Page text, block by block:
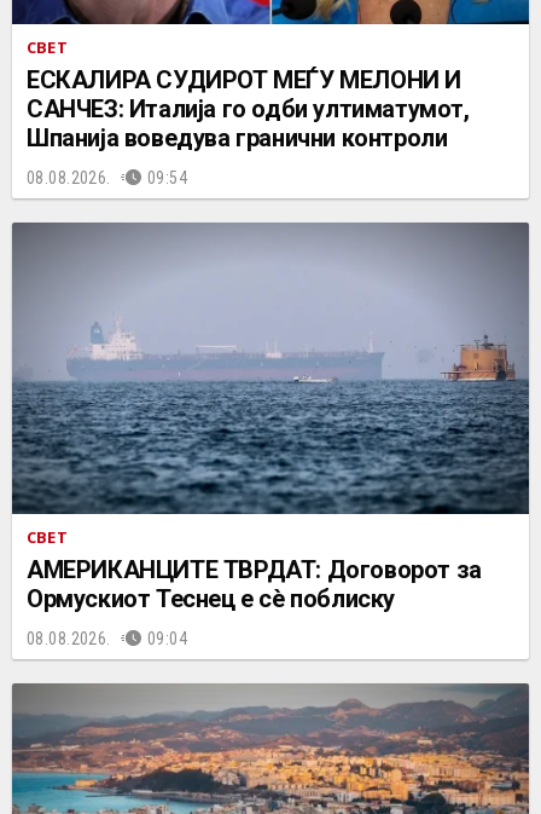
СВЕТ
ЕСКАЛИРА СУДИРОТ МЕЃУ МЕЛОНИ И
САНЧЕЗ: Италија го одби ултиматумот,
Шпанија воведува гранични контроли
08.08.2026. 09:54
СВЕТ
АМЕРИКАНЦИТЕ ТВРДАТ: Договорот за
Ормускиот Теснец е сè поблиску
08.08.2026. 09:04